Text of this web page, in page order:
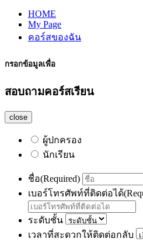
HOME
My Page
คอร์สของฉัน
กรอกข้อมูลเพื่อ
สอบถามคอร์สเรียน
close
ผู้ปกครอง
นักเรียน
ชื่อ(Required)
เบอร์โทรศัพท์ที่ติดต่อได้
ระดับชั้น
เวลาที่สะดวกให้ติดต่อกลับ